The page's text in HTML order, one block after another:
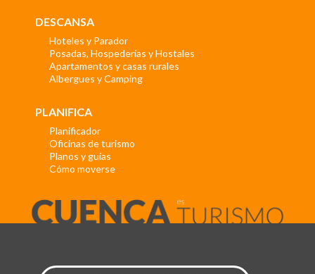
DESCANSA
Hoteles y Parador
Posadas, Hospederías y Hostales
Apartamentos y casas rurales
Albergues y Camping
PLANIFICA
Planificador
Oficinas de turismo
Planos y guías
Cómo moverse